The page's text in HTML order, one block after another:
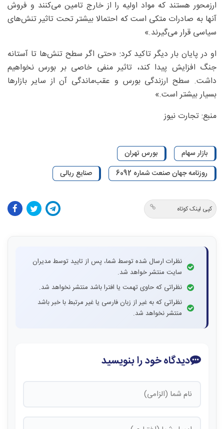
ارزمحور هستند که مواد اولیه را از خارج تامین می‌کنند و فروش
آنها به صادرات متکی است که احتمالا بیشتر تحت تاثیر تنش‌های
سیاسی قرار می‌گیرند.»
او در پایان بار دیگر تاکید کرد: «حتی اگر سطح تنش‌ها تا آستانه
جنگ افزایش پیدا کند، تاثیر منفی خاصی بر بورس نخواهیم
داشت. سطح ارزندگی بورس و عقب‌ماندگی آن از سایر بازارها
بسیار بیشتر است.»
منبع: تجارت نیوز
بازار سهام
بورس تهران
روزنامه جهان صنعت شماره 6092
صنایع ریالی
کپی لینک کوتاه
نظرات ارسال شده توسط شما، پس از تایید توسط مدیران
سایت منتشر خواهد شد.
نظراتی که حاوی تهمت یا افترا باشد منتشر نخواهد شد.
نظراتی که به غیر از زبان فارسی یا غیر مرتبط با خبر باشد
منتشر نخواهد شد.
دیدگاه خود را بنویسید